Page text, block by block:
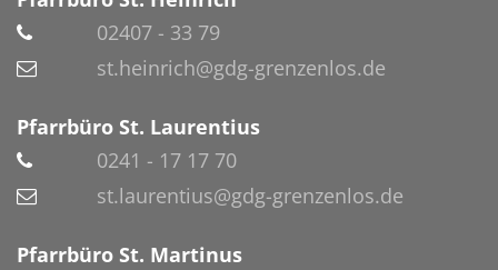
02407 - 33 79
st.heinrich@gdg-grenzenlos.de
Pfarrbüro St. Laurentius
0241 - 17 17 70
st.laurentius@gdg-grenzenlos.de
Pfarrbüro St. Martinus